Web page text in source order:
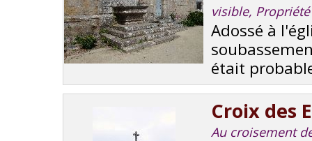
visible,
Adossé à
était
Croix des
Au croisement